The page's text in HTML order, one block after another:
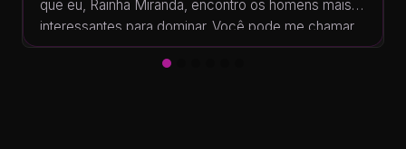
que eu, Rainha Miranda, encontro os homens mais
interessantes para dominar. Você pode me chamar
de dominadora, dominatrix, domme, mistress ou
femdom — são só palavras diferentes para a